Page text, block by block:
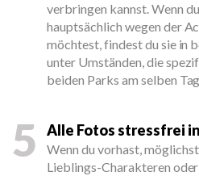
verbringen kannst. Wenn
hauptsächlich wegen der
möchtest, findest du sie in
unter Umständen, die
beiden Parks am selben
5 Alle Fotos stressfrei
Wenn du vorhast,
Lieblings-Charakteren oder